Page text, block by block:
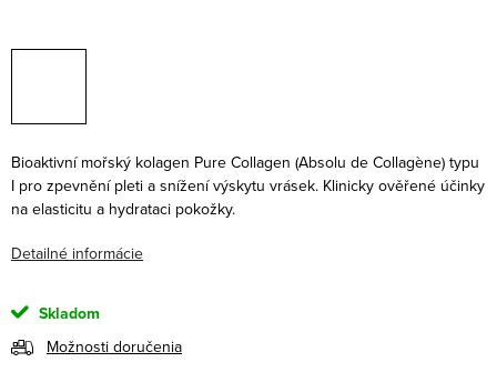
Bioaktivní mořský kolagen Pure Collagen (Absolu de Collagène) typu
I pro zpevnění pleti a snížení výskytu vrásek. Klinicky ověřené účinky
na elasticitu a hydrataci pokožky.
Detailné informácie
Skladom
Možnosti doručenia